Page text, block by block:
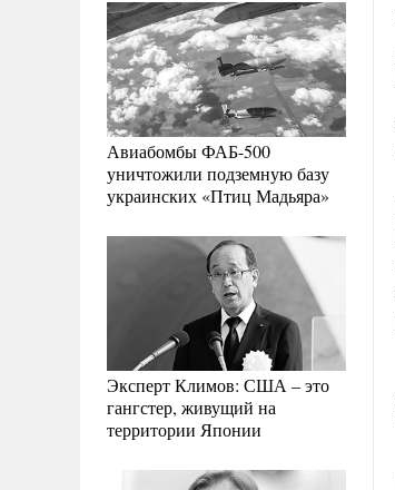
Авиабомбы ФАБ-500
уничтожили подземную базу
украинских «Птиц Мадьяра»
Эксперт Климов: США – это
гангстер, живущий на
территории Японии